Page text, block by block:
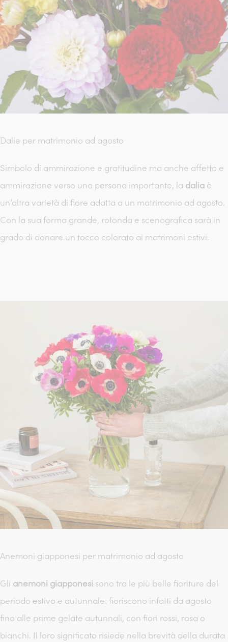
Dalie per matrimonio ad agosto
Simbolo di ammirazione e gratitudine ma anche affetto e
ammirazione verso una persona importante, la dalia è
un’altra varietà di fiore adatta a un matrimonio ad agosto.
Con la sua forma grande, rotonda e scenografica sarà in
grado di donare un tocco colorato ai matrimoni estivi.
Anemoni giapponesi per matrimonio ad agosto
Gli anemoni giapponesi sono tra le più belle fioriture del
periodo estivo e autunnale: fioriscono infatti da agosto
fino alle prime gelate autunnali, con fiori rossi, rosa o
bianchi. Il loro significato risiede nella brevità della durata